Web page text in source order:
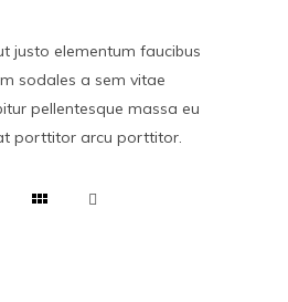
justo elementum faucibus
sodales a sem vitae
pellentesque massa eu
porttitor arcu porttitor.